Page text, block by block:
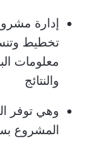
إدارة
تخطيط
معلومات
والنتائج
وهي توفر
المشروع